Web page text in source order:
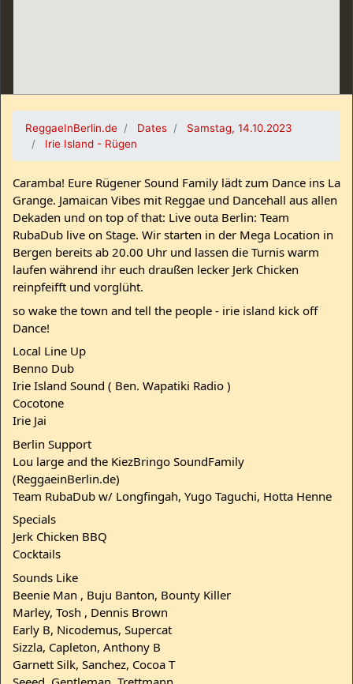
ReggaeInBerlin.de Dates
Samstag, 14.10.2023
Irie Island - Rügen
Caramba! Eure Rügener Sound Family lädt zum Dance ins La
Grange. Jamaican Vibes mit Reggae und Dancehall aus allen
Dekaden und on top of that: Live outa Berlin: Team
RubaDub live on Stage. Wir starten in der Mega Location in
Bergen bereits ab 20.00 Uhr und lassen die Turnis warm
laufen während ihr euch draußen lecker Jerk Chicken
reinpfeifft und vorglüht.
so wake the town and tell the people - irie island kick off
Dance!
Local Line Up
Benno Dub
Irie Island Sound ( Ben. Wapatiki Radio )
Cocotone
Irie Jai
Berlin Support
Lou large and the KiezBringo SoundFamily
(ReggaeinBerlin.de)
Team RubaDub w/ Longfingah, Yugo Taguchi, Hotta Henne
Specials
Jerk Chicken BBQ
Cocktails
Sounds Like
Beenie Man , Buju Banton, Bounty Killer
Marley, Tosh , Dennis Brown
Early B, Nicodemus, Supercat
Sizzla, Capleton, Anthony B
Garnett Silk, Sanchez, Cocoa T